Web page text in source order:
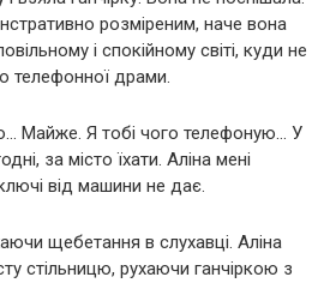
розміреним, наче вона
і спокійному світі, куди не
телефонної драми.
Майже. Я тобі чого телефоную… У
за місто їхати. Аліна мені
від машини не дає.
щебетання в слухавці. Аліна
стільницю, рухаючи ганчіркою з